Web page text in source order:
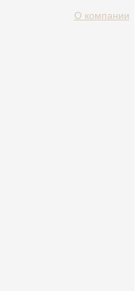
О компании